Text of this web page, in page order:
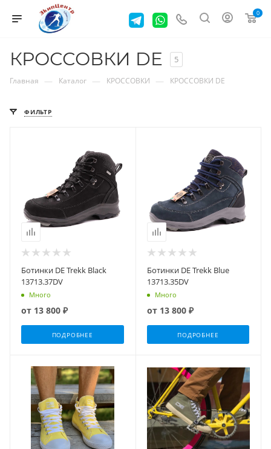
0
КРОССОВКИ DE 5
Главная — Каталог — КРОССОВКИ — КРОССОВКИ DE
ФИЛЬТР
Ботинки DE Trekk Black
13713.37DV
Много
от 13 800 ₽
ПОДРОБНЕЕ
Ботинки DE Trekk Blue
13713.35DV
Много
от 13 800 ₽
ПОДРОБНЕЕ